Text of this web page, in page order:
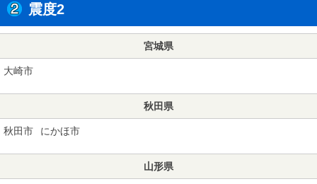
震度2
宮城県
大崎市
秋田県
秋田市 にかほ市
山形県